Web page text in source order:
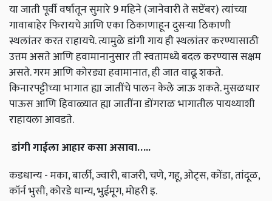
या जाती पूर्वी वर्षातून सुमारे 9 महिने (जानेवारी ते सप्टेंबर) त्यांच्या
गावाबाहेर फिरायचे आणि एका ठिकाणाहून दुसऱ्या ठिकाणी
स्थलांतर करत राहायचे. त्यामुळे डांगी गाय ही स्थलांतर करण्यासाठी
उत्तम असते आणि हवामानानुसार ती स्वतामध्ये बदल करण्यास सक्षम
असते. गरम आणि कोरड्या हवामानात, ही जात वाढू शकते.
किनारपट्टीच्या भागात ह्या जातींचे पालन केले जाऊ शकते. मुसळधार
पाऊस आणि हिवाळ्यात ह्या जातींना डोंगराळ भागातील पायथ्याशी
राहायला आवडते.
डांगीगाईलाआहारकसाअसावा…..
कडधान्य - मका, बार्ली, ज्वारी, बाजरी, चणे, गहू, ओट्स, कोंडा, तांदूळ,
कॉर्न भुसी, कोरडे धान्य, भुईमूग, मोहरी इ.